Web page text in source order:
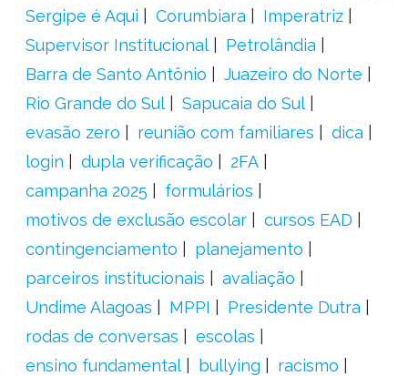
Sergipe é Aqui
Corumbiara
Imperatriz
Supervisor Institucional
Petrolândia
Barra de Santo Antônio
Juazeiro do Norte
Rio Grande do Sul
Sapucaia do Sul
evasão zero
reunião com familiares
dica
login
dupla verificação
2FA
campanha 2025
formulários
motivos de exclusão escolar
cursos EAD
contingenciamento
planejamento
parceiros institucionais
avaliação
Undime Alagoas
MPPI
Presidente Dutra
rodas de conversas
escolas
ensino fundamental
bullying
racismo